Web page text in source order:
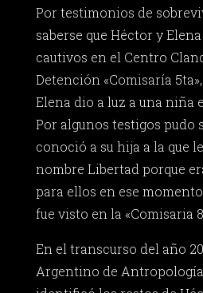
Por testimonios de
saberse que Héctor y
cautivos en el Centro
Detención «Comisaría
Elena dio a luz a una niña
Por algunos testigos pudo
conoció a su hija a la que
nombre Libertad porque
para ellos en ese
fue visto en la «Comisaria
En el transcurso del año
Argentino de